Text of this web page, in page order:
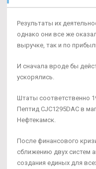
Результаты их
однако они все же
выручке, так и по
И сначала вроде бы
ускорялись.
Штаты соответственно
Пептид CJC1295DAC в
Нефтекамск.
После финансового
сближению двух систем
создания единых для